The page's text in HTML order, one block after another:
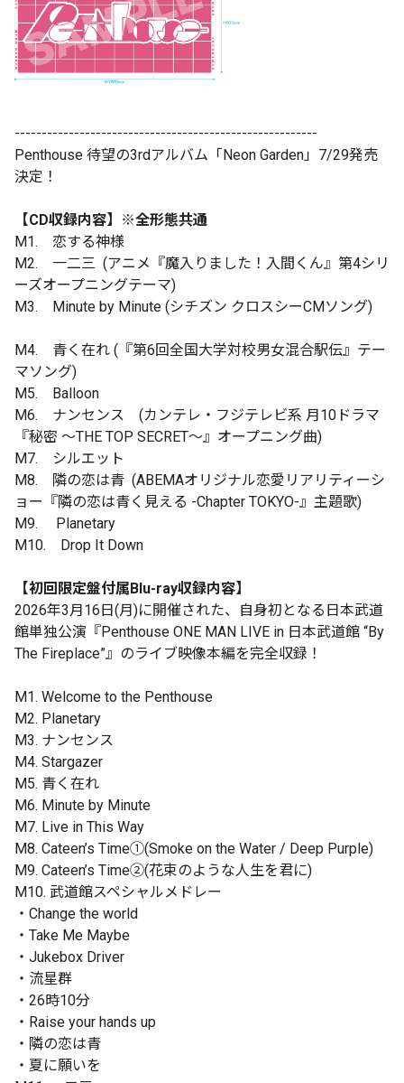
--------------------------------------------------------
Penthouse 待望の3rdアルバム「Neon Garden」7/29発売
決定！
【CD収録内容】※全形態共通
M1. 恋する神様
M2. 一二三 (アニメ『魔入りました！入間くん』第4シリ
ーズオープニングテーマ)
M3. Minute by Minute (シチズン クロスシーCMソング)
M4. 青く在れ (『第6回全国大学対校男女混合駅伝』テー
マソング)
M5. Balloon
M6. ナンセンス (カンテレ・フジテレビ系 月10ドラマ
『秘密 ～THE TOP SECRET～』オープニング曲)
M7. シルエット
M8. 隣の恋は青 (ABEMAオリジナル恋愛リアリティーシ
ョー『隣の恋は青く見える -Chapter TOKYO-』主題歌)
M9. Planetary
M10. Drop It Down
【初回限定盤付属Blu-ray収録内容】
2026年3月16日(月)に開催された、自身初となる日本武道
館単独公演『Penthouse ONE MAN LIVE in 日本武道館 “By
The Fireplace”』のライブ映像本編を完全収録！
M1. Welcome to the Penthouse
M2. Planetary
M3. ナンセンス
M4. Stargazer
M5. 青く在れ
M6. Minute by Minute
M7. Live in This Way
M8. Cateen’s Time①(Smoke on the Water / Deep Purple)
M9. Cateen’s Time②(花束のような人生を君に)
M10. 武道館スペシャルメドレー
・Change the world
・Take Me Maybe
・Jukebox Driver
・流星群
・26時10分
・Raise your hands up
・隣の恋は青
・夏に願いを